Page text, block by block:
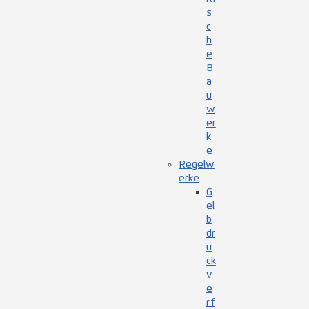
s
c
h
e
B
a
u
w
er
k
e
Regelw
erke
G
el
b
dr
u
ck
v
e
rf